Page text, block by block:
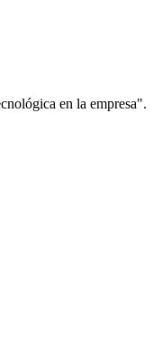
en la empresa".